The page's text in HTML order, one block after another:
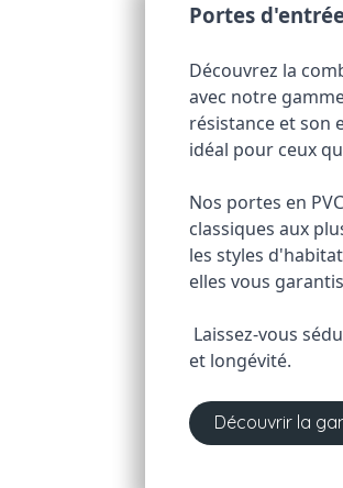
Portes
Découvrez la
avec notre
résistance et son
idéal pour ceux
Nos portes en
classiques aux
les styles
elles vous
et longévité.
Découvrir la